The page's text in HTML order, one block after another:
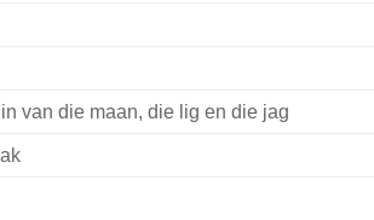
van die maan, die lig en die jag